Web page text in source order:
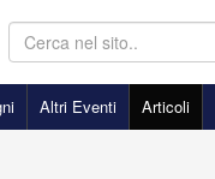
Altri Eventi Articoli